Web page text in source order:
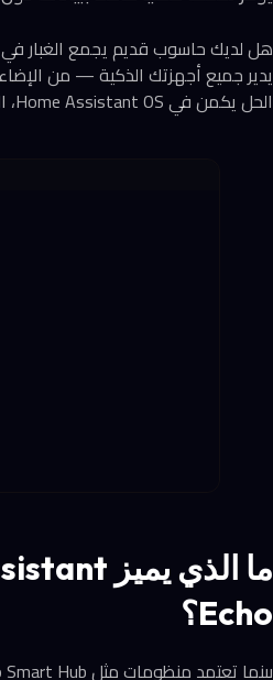
هل لديك حاسوب قديم يجمع الغبار في
يدير جميع أجهزتك الذكية — من
الحل يكمن في Home Assistant OS، النظام المفتوح المصدر الذي يضم أكثر من مليوني تثبيت نشط حول العالم.
Echo؟